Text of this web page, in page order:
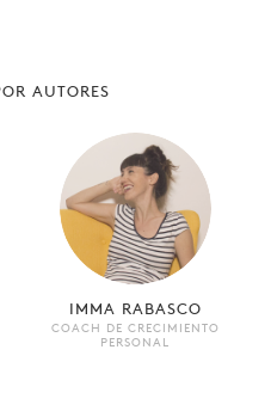
AUTORES
IMMA RABASCO
COACH DE CRECIMIENTO
PERSONAL